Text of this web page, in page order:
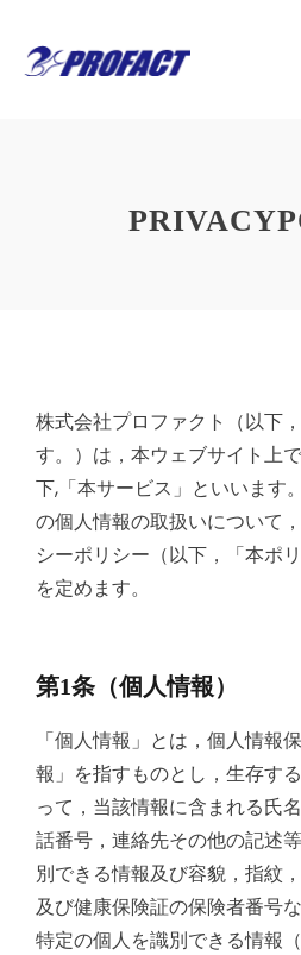
株式会社プロファクト（以下
す。）は，本ウェブサイト上
下,「本サービス」といいます
の個人情報の取扱いについて
シーポリシー（以下，「本ポ
を定めます。
第1条（個人情報）
「個人情報」とは，個人情報
報」を指すものとし，生存す
って，当該情報に含まれる氏
話番号，連絡先その他の記述
別できる情報及び容貌，指紋
及び健康保険証の保険者番号
特定の個人を識別できる情報